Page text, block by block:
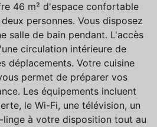
46 m² d'espace confortable
personnes. Vous disposez
salle de bain pendant. L'accès
circulation intérieure de
déplacements. Votre cuisine
permet de préparer vos
Les équipements incluent
le Wi-Fi, une télévision, un
linge à votre disposition tout au